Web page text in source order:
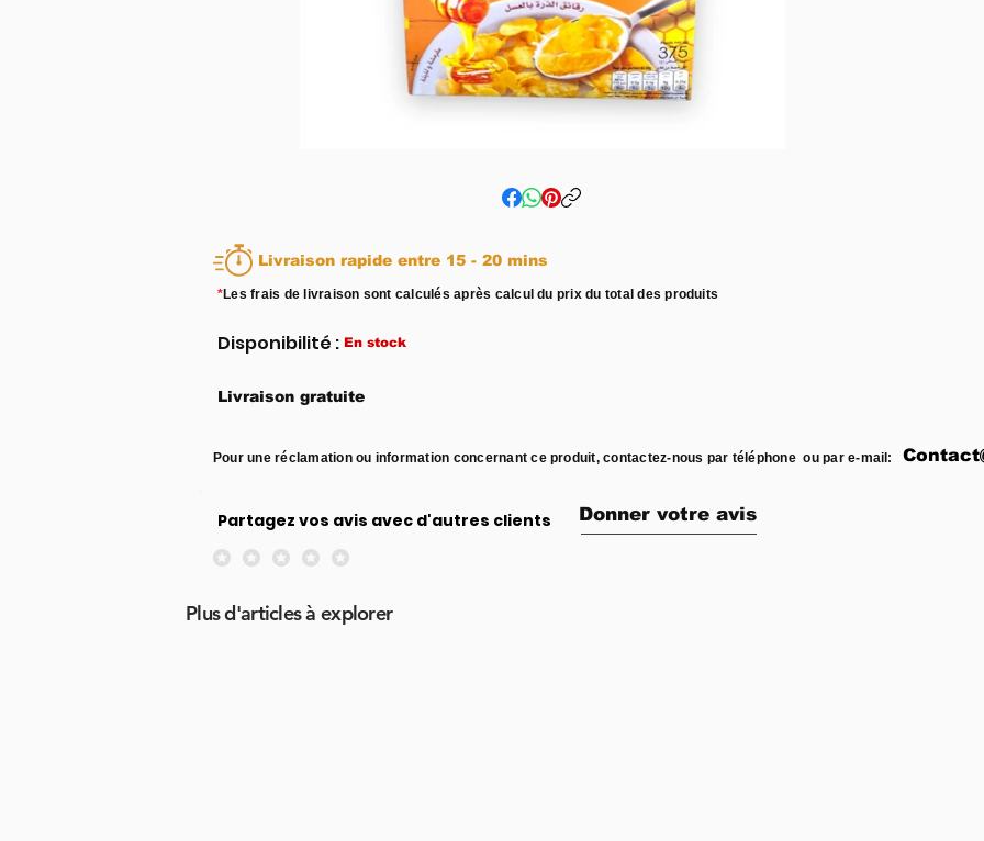
Livraison rapide entre 15 - 20 mins
*Les frais de livraison sont calculés après calcul du prix du total des produits
Disponibilité : En stock
Livraison gratuite
Pour une réclamation ou information concernant ce produit, contactez-nous par téléphone ou par e-mail:
Partagez vos avis avec d'autres clients Donner votre avis
Aucune note pour le moment
Plus d'articles à explorer